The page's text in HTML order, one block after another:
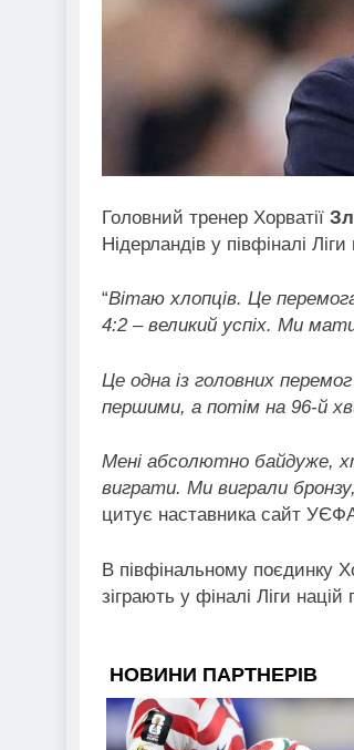
Головний тренер Хорватії
Нідерландів у півфіналі Ліги
“Вітаю хлопців. Це перемога
4:2 – великий успіх. Ми
Це одна із головних
першими, а потім на 96-й
Мені абсолютно байдуже,
виграти. Ми виграли
цитує наставника сайт
В півфінальному поєдинку
зіграють у фіналі Ліги